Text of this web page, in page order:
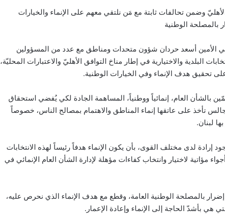
وضمن تحالفات ثابتة مع مَن نلتقي معهم على الإنماء والخيارات
بالمصلحة الوطنية
الأمين أسعد حردان شؤون متحدات ومناطق مع عدد من المسؤولين
البلدية والاختيارية في إطار مناخ التوافق الأهليّ والاعتبارات المحليّة،
تحقيق هدف الإنماء وفي الخيارات الوطنية.
بالشأن العام، إنمائياً ووطنياً، المساهمة الجادة لكي يُفضي استحقاق
مجالس تأخذ على عاتقها إنماء المناطق والاهتمام بمصالح الناس، خصوصاً
لبنان.
لدى مختلف القوى، بأن يكون الإنماء هدفاً رئيساً لهذه الانتخابات
مؤاتية لاختيار وانتخاب كفاءات مؤهلة لإدارة الشأن العام الإنمائي في
بالمصلحة الوطنية العامة، وقطع مع هدف الإنماء الذي نحرص عليه،
هي بأشدّ الحاجة إلى الإنماء وإعادة الإعمار.